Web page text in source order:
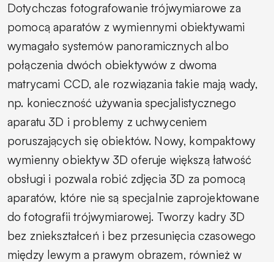
Dotychczas fotografowanie trójwymiarowe za
pomocą aparatów z wymiennymi obiektywami
wymagało systemów panoramicznych albo
połączenia dwóch obiektywów z dwoma
matrycami CCD, ale rozwiązania takie mają wady,
np. konieczność używania specjalistycznego
aparatu 3D i problemy z uchwyceniem
poruszających się obiektów. Nowy, kompaktowy
wymienny obiektyw 3D oferuje większą łatwość
obsługi i pozwala robić zdjęcia 3D za pomocą
aparatów, które nie są specjalnie zaprojektowane
do fotografii trójwymiarowej. Tworzy kadry 3D
bez zniekształceń i bez przesunięcia czasowego
między lewym a prawym obrazem, również w